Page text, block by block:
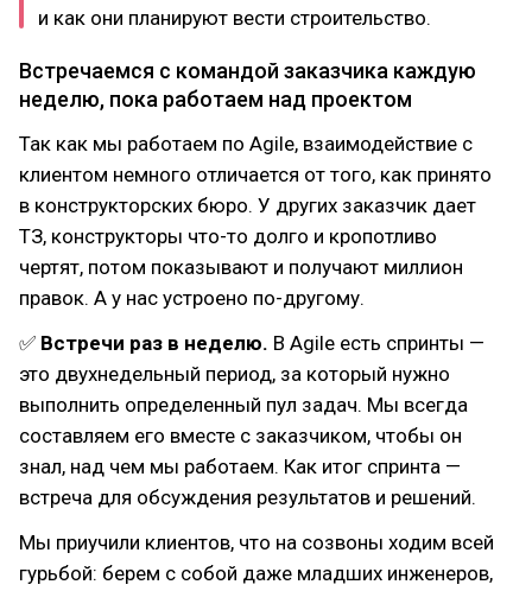
и как они планируют вести строительство.
Встречаемся с командой заказчика каждую
неделю, пока работаем над проектом
Так как мы работаем по Agile, взаимодействие с
клиентом немного отличается от того, как принято
в конструкторских бюро. У других заказчик дает
ТЗ, конструкторы что-то долго и кропотливо
чертят, потом показывают и получают миллион
правок. А у нас устроено по-другому.
✅ Встречи раз в неделю. В Agile есть спринты —
это двухнедельный период, за который нужно
выполнить определенный пул задач. Мы всегда
составляем его вместе с заказчиком, чтобы он
знал, над чем мы работаем. Как итог спринта —
встреча для обсуждения результатов и решений.
Мы приучили клиентов, что на созвоны ходим всей
гурьбой: берем с собой даже младших инженеров,